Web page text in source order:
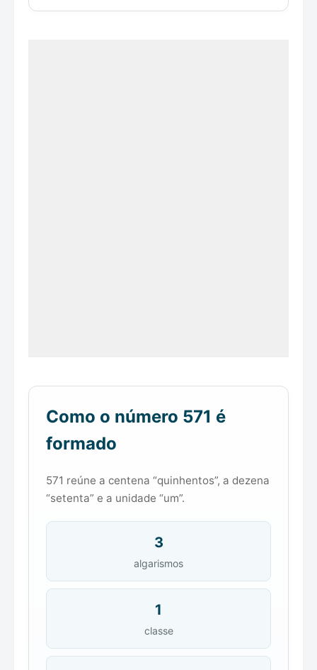
Como o número 571 é
formado
571 reúne a centena “quinhentos”, a dezena
“setenta” e a unidade “um”.
3
algarismos
1
classe